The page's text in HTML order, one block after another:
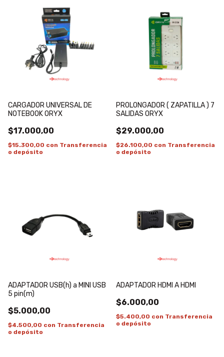
CARGADOR UNIVERSAL DE
NOTEBOOK ORYX
$17.000,00
$15.300,00 con Transferencia
o depósito
PROLONGADOR ( ZAPATILLA ) 7
SALIDAS ORYX
$29.000,00
$26.100,00 con Transferencia
o depósito
ADAPTADOR USB(h) a MINI USB
5 pin(m)
$5.000,00
$4.500,00 con Transferencia
o depósito
ADAPTADOR HDMI A HDMI
$6.000,00
$5.400,00 con Transferencia
o depósito